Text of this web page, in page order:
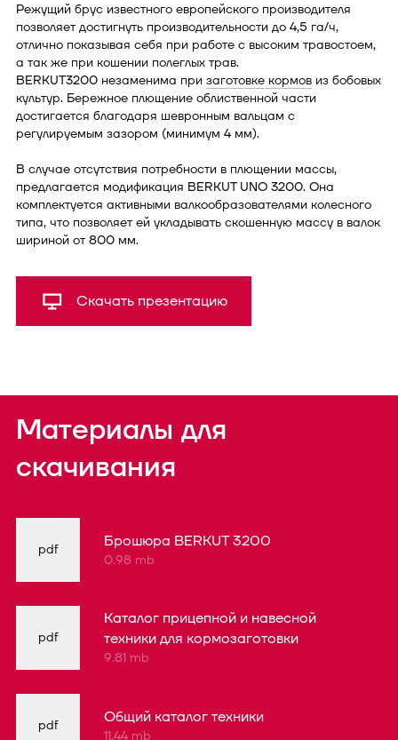
Режущий брус известного европейского производителя
позволяет достигнуть производительности до 4,5 га/ч,
отлично показывая себя при работе с высоким травостоем,
а так же при кошении полеглых трав.
BERKUT3200 незаменима при заготовке кормов из бобовых
культур. Бережное плющение облиственной части
достигается благодаря шевронным вальцам с
регулируемым зазором (минимум 4 мм).
В случае отсутствия потребности в плющении массы,
предлагается модификация BERKUT UNO 3200. Она
комплектуется активными валкообразователями колесного
типа, что позволяет ей укладывать скошенную массу в валок
шириной от 800 мм.
Скачать презентацию
Материалы для
скачивания
pdf Брошюра BERKUT 3200
0.98 mb
pdf
Каталог прицепной и навесной
техники для кормозаготовки
9.81 mb
pdf Общий каталог техники
11.44 mb